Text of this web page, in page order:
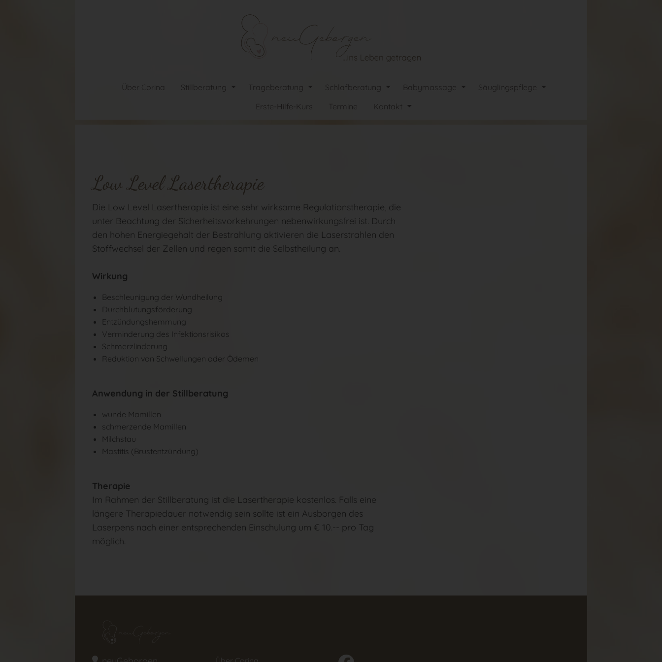
Über Corina Stillberatung Trageberatung Schlafberatung Babymassage
Säuglingspflege
Erste-Hilfe-Kurs
Termine Kontakt
Low Level Lasertherapie
Die Low Level Lasertherapie ist eine sehr wirksame Regulationstherapie, die
unter Beachtung der Sicherheitsvorkehrungen nebenwirkungsfrei ist. Durch
den hohen Energiegehalt der Bestrahlung aktivieren die Laserstrahlen den
Stoffwechsel der Zellen und regen somit die Selbstheilung an.
Wirkung
Beschleunigung der Wundheilung
Durchblutungsförderung
Entzündungshemmung
Verminderung des Infektionsrisikos
Schmerzlinderung
Reduktion von Schwellungen oder Ödemen
Anwendung in der Stillberatung
wunde Mamillen
schmerzende Mamillen
Milchstau
Mastitis (Brustentzündung)
Therapie
Im Rahmen der Stillberatung ist die Lasertherapie kostenlos. Falls eine
längere Therapiedauer notwendig sein sollte ist ein Ausborgen des
Laserpens nach einer entsprechenden Einschulung um € 10.-- pro Tag
möglich.